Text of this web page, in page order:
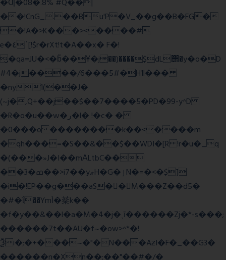
�Ƣ�08�.8% #Q��|
��!CnG_.��Bu'P�V_��g��B�FG�
�!A�>K���><����#
e�٤`[!$r�rXt!t�A��x� F�!
̮�qa=JU�<�b̃��Ұ�j��)����$dL΢�y�o�D
#4�j����/6���5#�H1l���
�ny1(��J�
(~j�,Q+��j��$��7����5�PD�99-y^D
�R�o�u��w�ر�l� !�c� �
�0���o��������k��<����m
�qh���=�S��&��$��WDI�[R !r�u�_q
�(���»J�I��mΑLtbC��
��3�ߘ��>i7��yޠH�G�ٳN�=�<�$]
�i�!EP��g���aS��M���Z��d5�
�#�ΐ��YmÌ�棻k��
�f�y��&��l�a�M�4�j�ˎī������Zj�*-s���;
������7t� �AU�f~�ow>^*�!
Ѯi�;�+���~�"�N���AƶI�F�_��G3�